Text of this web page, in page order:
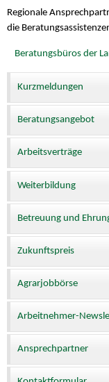
Regionale
die
Beratungsbüros der
Kurzmeldungen
Beratungsangebot
Arbeitsverträge
Weiterbildung
Betreuung und
Zukunftspreis
Agrarjobbörse
Arbeitnehmer-
Ansprechpartner